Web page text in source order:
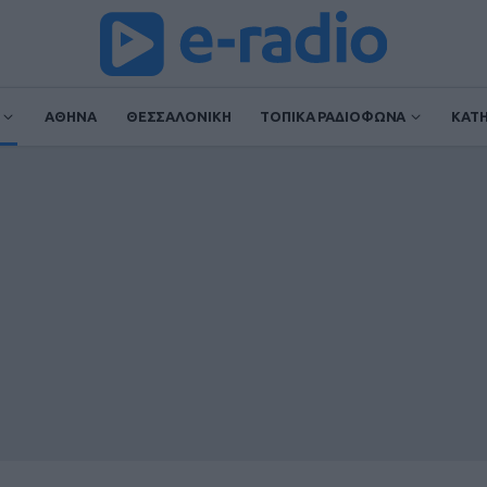
ΑΘΗΝΑ ΘΕΣΣΑΛΟΝΙΚΗ ΤΟΠΙΚΑ ΡΑΔΙΟΦΩΝΑ